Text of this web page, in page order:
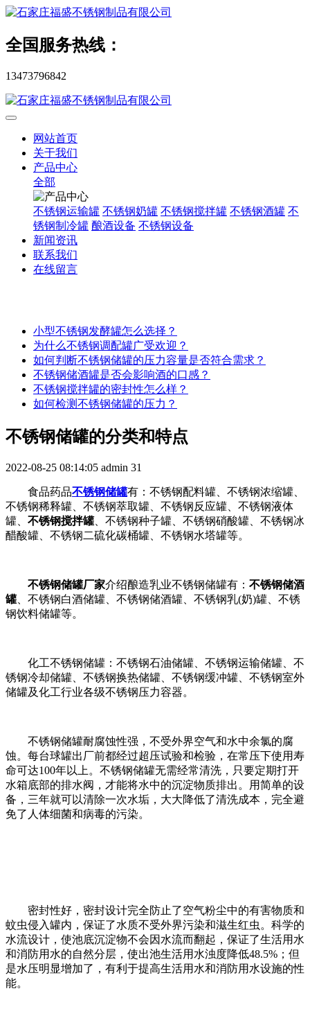
全国服务热线：
13473796842
网站首页
关于我们
产品中心
全部
不锈钢运输罐 不锈钢奶罐 不锈钢搅拌罐 不锈钢酒罐 不
锈钢制冷罐 酿酒设备 不锈钢设备
新闻资讯
联系我们
在线留言
小型不锈钢发酵罐怎么选择？
为什么不锈钢调配罐广受欢迎？
如何判断不锈钢储罐的压力容量是否符合需求？
不锈钢储酒罐是否会影响酒的口感？
不锈钢搅拌罐的密封性怎么样？
如何检测不锈钢储罐的压力？
不锈钢储罐的分类和特点
2022-08-25 08:14:05 admin 31
食品药品不锈钢储罐有：不锈钢配料罐、不锈钢浓缩罐、
不锈钢稀释罐、不锈钢萃取罐、不锈钢反应罐、不锈钢液体
罐、 不锈钢搅拌罐、不锈钢种子罐、不锈钢硝酸罐、不锈钢冰
醋酸罐、不锈钢二硫化碳桶罐、不锈钢水塔罐等。
不锈钢储罐厂家介绍酿造乳业不锈钢储罐有： 不锈钢储酒
罐、不锈钢白酒储罐、不锈钢储酒罐、不锈钢乳(奶)罐、不锈
钢饮料储罐等。
化工不锈钢储罐：不锈钢石油储罐、不锈钢运输储罐、不
锈钢冷却储罐、不锈钢换热储罐、不锈钢缓冲罐、不锈钢室外
储罐及化工行业各级不锈钢压力容器。
不锈钢储罐耐腐蚀性强，不受外界空气和水中余氯的腐
蚀。每台球罐出厂前都经过超压试验和检验，在常压下使用寿
命可达100年以上。 不锈钢储罐无需经常清洗，只要定期打开
水箱底部的排水阀，才能将水中的沉淀物质排出。用简单的设
备，三年就可以清除一次水垢，大大降低了清洗成本，完全避
免了人体细菌和病毒的污染。
密封性好，密封设计完全防止了空气粉尘中的有害物质和
蚊虫侵入罐内，保证了水质不受外界污染和滋生红虫。 科学的
水流设计，使池底沉淀物不会因水流而翻起，保证了生活用水
和消防用水的自然分层，使出池生活用水浊度降低48.5%；但
是水压明显增加了，有利于提高生活用水和消防用水设施的性
能。